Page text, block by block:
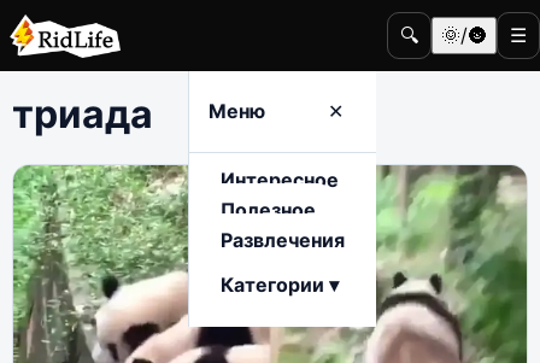
🔍 🌞/🌚 ☰
Меню ✕
Интересное
Полезное
Развлечения
Категории ▾
триада